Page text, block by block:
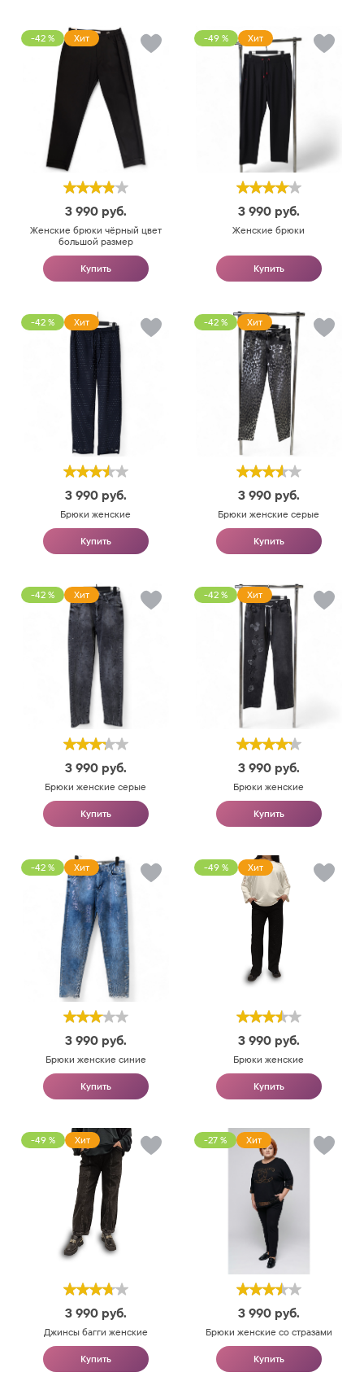
-42 % Хит
3 990 руб.
Женские брюки чёрный цвет
большой размер
Купить
-49 % Хит
3 990 руб.
Женские брюки
Купить
-42 % Хит
3 990 руб.
Брюки женские
Купить
-42 % Хит
3 990 руб.
Брюки женские серые
Купить
-42 % Хит
3 990 руб.
Брюки женские серые
Купить
-42 % Хит
3 990 руб.
Брюки женские
Купить
-42 % Хит
3 990 руб.
Брюки женские синие
Купить
-49 % Хит
3 990 руб.
Брюки женские
Купить
-49 % Хит
3 990 руб.
Джинсы багги женские
Купить
-27 % Хит
3 990 руб.
Брюки женские со стразами
Купить